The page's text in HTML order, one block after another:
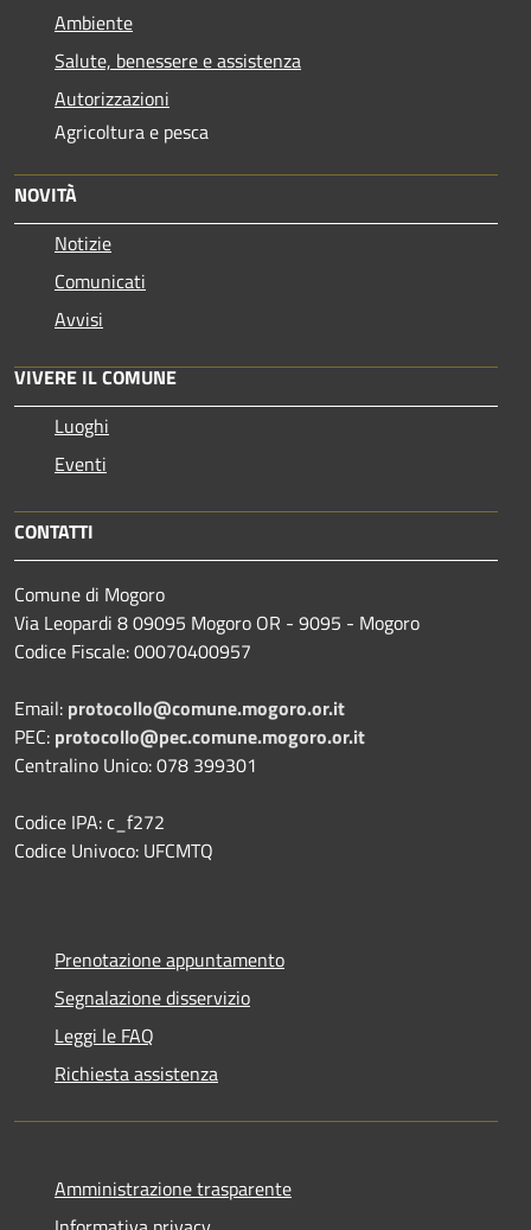
Ambiente
Salute, benessere e assistenza
Autorizzazioni
Agricoltura e pesca
NOVITÀ
Notizie
Comunicati
Avvisi
VIVERE IL COMUNE
Luoghi
Eventi
CONTATTI
Comune di Mogoro
Via Leopardi 8 09095 Mogoro OR - 9095 - Mogoro
Codice Fiscale: 00070400957
Email: protocollo@comune.mogoro.or.it
PEC: protocollo@pec.comune.mogoro.or.it
Centralino Unico: 078 399301
Codice IPA: c_f272
Codice Univoco: UFCMTQ
Prenotazione appuntamento
Segnalazione disservizio
Leggi le FAQ
Richiesta assistenza
Amministrazione trasparente